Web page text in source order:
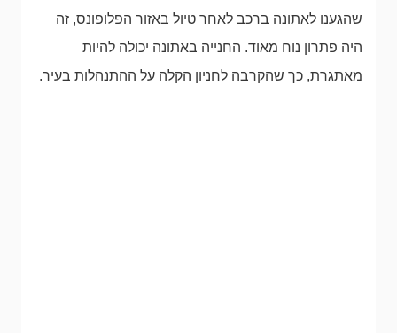
שהגענו לאתונה ברכב לאחר טיול באזור הפלופונס, זה
היה פתרון נוח מאוד. החנייה באתונה יכולה להיות
מאתגרת, כך שהקרבה לחניון הקלה על ההתנהלות בעיר.